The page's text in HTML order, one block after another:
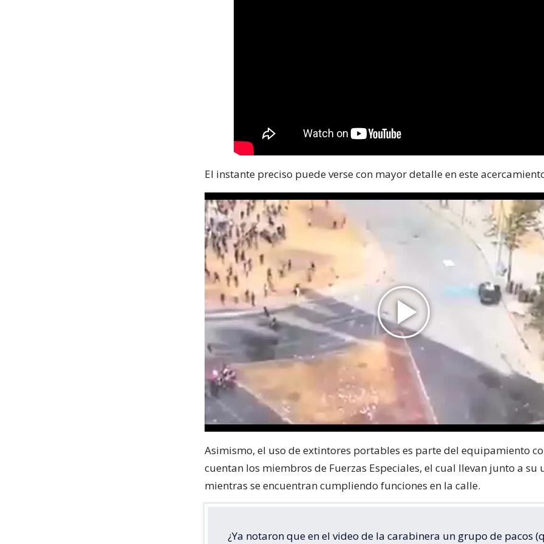
El instante preciso puede verse con mayor detalle en este
Asimismo, el uso de extintores portables es parte del equipamiento
cuentan los miembros de Fuerzas Especiales, el cual llevan junto a su
mientras se encuentran cumpliendo funciones en la calle.
¿Ya notaron que en el video de la carabinera un grupo de pacos